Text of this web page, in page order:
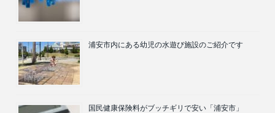
浦安市内にある幼児の水遊び施設のご紹介です
国民健康保険料がブッチギリで安い「浦安市」